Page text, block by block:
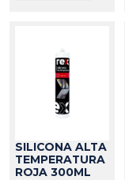
SILICONA ALTA
TEMPERATURA
ROJA 300ML